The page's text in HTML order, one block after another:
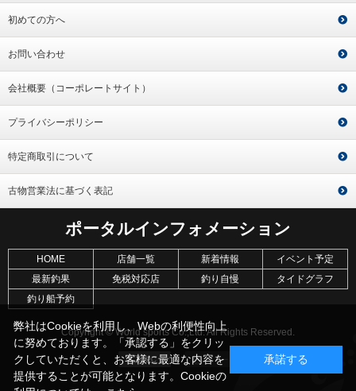
初めての方へ
お問い合わせ
会社概要（コーポレートサイト）
プライバシーポリシー
特定商取引について
古物営業法に基づく表記
ポータルインフォメーション
HOME 店舗一覧 新着情報
イベント予定
最新釣果
免税対応店 釣り自慢
タイドグラフ
釣り船予約
Copyright © World sports Co.,Ltd. All Rights Reserved.
弊社はCookieを利用し、Webの利便性向上
に努めております。「承認する」をクリッ
クしていただくと、お客様に最適な内容を
提供することが可能となります。Cookieの
承諾する